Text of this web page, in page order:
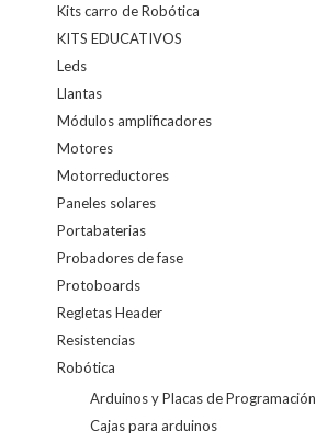
Kits carro de Robótica
KITS EDUCATIVOS
Leds
Llantas
Módulos amplificadores
Motores
Motorreductores
Paneles solares
Portabaterias
Probadores de fase
Protoboards
Regletas Header
Resistencias
Robótica
Arduinos y Placas de Programación
Cajas para arduinos